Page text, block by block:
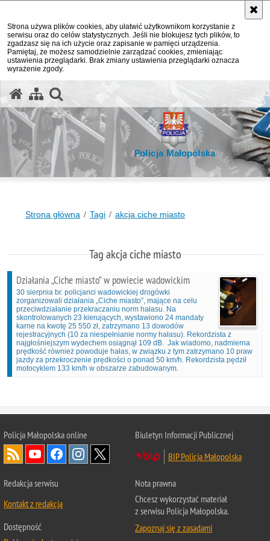
Strona używa plików cookies, aby ułatwić użytkownikom korzystanie z
serwisu oraz do celów statystycznych. Jeśli nie blokujesz tych plików, to
zgadzasz się na ich użycie oraz zapisanie w pamięci urządzenia.
Pamiętaj, że możesz samodzielnie zarządzać cookies, zmieniając
ustawienia przeglądarki. Brak zmiany ustawienia przeglądarki oznacza
wyrażenie zgody.
Policja Małopolska
Strona główna Tagi akcja ciche miasto
Tag akcja ciche miasto
Działania „Ciche miasto” w powiecie wadowickim
30 sierpnia br. policjanci wadowickiej drogówki
zorganizowali działania „Ciche miasto”, mające na celu
przeciwdziałanie przekraczaniu norm hałasu. Na
skontrolowanych 23 kierujących, wystawiono 24 mandaty
karne na kwotę 25 550 zł, zatrzymano 13 dowodów
rejestracyjnych (10 za niespełnianie normy hałasu). Rekordzista z
najgłośniejszym wydechem osiągnął 109 dB. Jak wiadomo, nadmierna
prędkość również powoduje hałas, w związku z tym zatrzymano 10 praw
jazdy za przekroczenie prędkości o ponad 50 km/h. Rekordzista pędził
motocyklem 133 km/h w obszarze zabudowanym.
Policja Małopolska online
Biuletyn Informacji Publicznej
BIP Policja Małopolska
Redakcja serwisu
Kontakt z redakcją
Dostępność
Nota prawna
Chcesz wykorzystać materiał
z serwisu Policja Małopolska.
Zapoznaj się z zasadami